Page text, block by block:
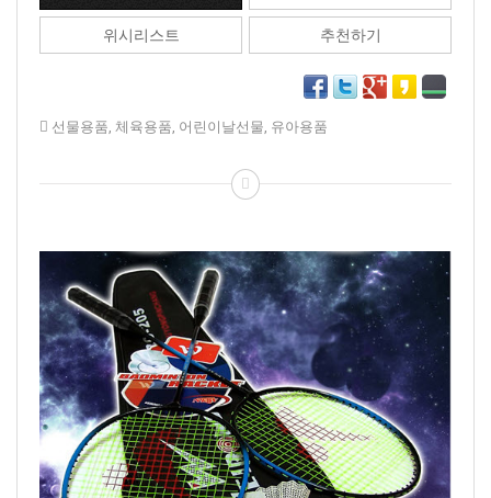
위시리스트 추천하기
선물용품, 체육용품, 어린이날선물, 유아용품